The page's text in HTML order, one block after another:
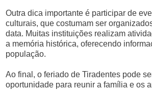
Outra dica importante é participar de
culturais, que costumam ser
data. Muitas instituições realizam
a memória histórica, oferecendo
população.
Ao final, o feriado de Tiradentes pode
oportunidade para reunir a família e os